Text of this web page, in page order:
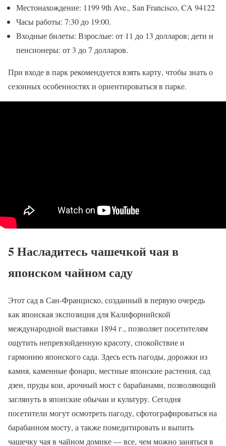
Местонахождение: 1199 9th Ave., San Francisco, CA 94122
Часы работы: 7:30 до 19:00.
Входные билеты: Взрослые: от 11 до 13 долларов; дети и
пенсионеры: от 3 до 7 долларов.
При входе в парк рекомендуется взять карту, чтобы знать о
сезонных особенностях и ориентироваться в парке.
5 Насладитесь чашечкой чая в
японском чайном саду
Этот сад в Сан-Франциско, созданный в первую очередь
как японская экспозиция для Калифорнийской
международной выставки 1894 г., позволяет посетителям
ощутить непревзойденную красоту, спокойствие и
гармонию японского сада. Здесь есть пагоды, дорожки из
камня, каменные фонари, местные японские растения, сад
дзен, пруды кои, арочный мост с барабанами, позволяющий
заглянуть в японские обычаи и культуру. Сегодня
посетители могут осмотреть пагоду, сфотографироваться на
барабанном мосту, а также помедитировать и выпить
чашечку чая в чайном домике — все, чем можно заняться в